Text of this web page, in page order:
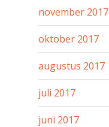
november 2017
oktober 2017
augustus 2017
juli 2017
juni 2017